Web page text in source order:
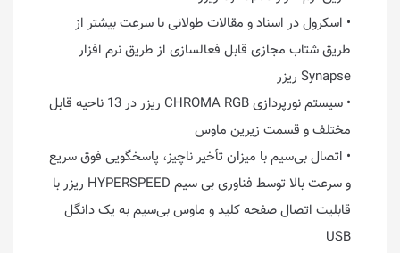
• اسکرول در اسناد و مقالات طولانی با سرعت بیشتر از
طریق شتاب مجازی قابل فعالسازی از طریق نرم افزار
Synapse ریزر
• سیستم نورپردازی CHROMA RGB ریزر در 13 ناحیه قابل
مختلف و قسمت زیرین ماوس
• اتصال بی‌سیم با میزان تأخیر ناچیز، پاسخگویی فوق سریع
و سرعت بالا توسط فناوری بی سیم HYPERSPEED ریزر با
قابلیت اتصال صفحه کلید و ماوس بی‌سیم به یک دانگل
USB